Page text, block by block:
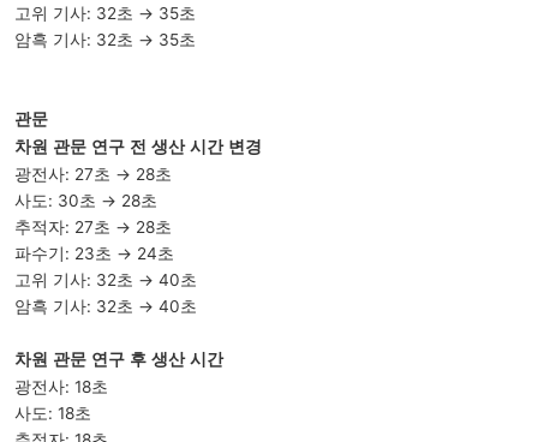
고위 기사: 32초 → 35초
암흑 기사: 32초 → 35초
관문
차원 관문 연구 전 생산 시간 변경
광전사: 27초 → 28초
사도: 30초 → 28초
추적자: 27초 → 28초
파수기: 23초 → 24초
고위 기사: 32초 → 40초
암흑 기사: 32초 → 40초
차원 관문 연구 후 생산 시간
광전사: 18초
사도: 18초